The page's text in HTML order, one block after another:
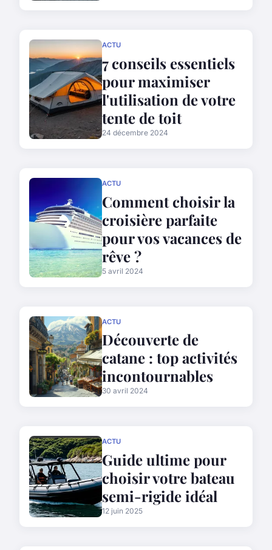
ACTU
7 conseils essentiels
pour maximiser
l'utilisation de votre
tente de toit
24 décembre 2024
ACTU
Comment choisir la
croisière parfaite
pour vos vacances de
rêve ?
5 avril 2024
ACTU
Découverte de
catane : top activités
incontournables
30 avril 2024
ACTU
Guide ultime pour
choisir votre bateau
semi-rigide idéal
12 juin 2025